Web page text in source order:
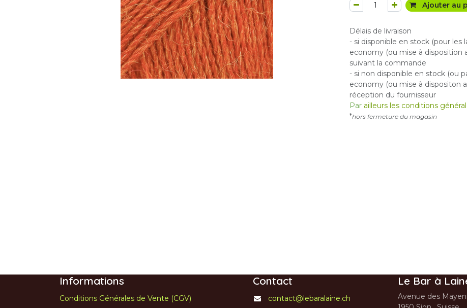
Ajouter au
Délais de livraison
- si disponible en stock (pour les
economy (ou mise à disposition
suivant la commande
- si non disponible en stock (ou
economy (ou mise à dispositon
réception du fournisseur
Par ailleurs les conditions
*hors fermeture du magasin
Informations
Conditions Générales de Vente (CGV)
Contact
contact@lebaralaine.ch
Le Bar à
Avenue des